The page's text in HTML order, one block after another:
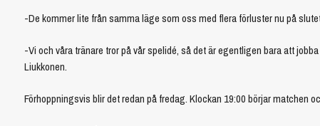
-De kommer lite från samma läge som oss med flera förluster nu på
-Vi och våra tränare tror på vår spelidé, så det är egentligen bara att
Liukkonen.
Förhoppningsvis blir det redan på fredag. Klockan 19:00 börjar matchen